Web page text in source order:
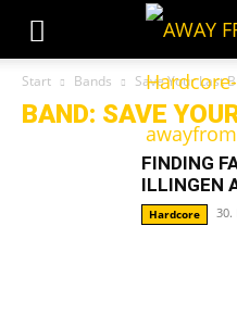
Start Bands Save Your Last
BAND: SAVE
FINDING
ILLINGEN
Hardcore 30.